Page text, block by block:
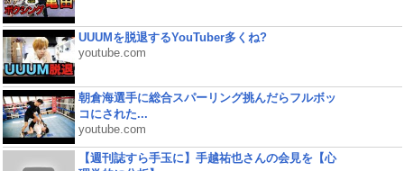
UUUMを脱退するYouTuber多くね?
youtube.com
朝倉海選手に総合スパーリング挑んだらフルボッ
コにされた...
youtube.com
【週刊誌すら手玉に】手越祐也さんの会見を【心